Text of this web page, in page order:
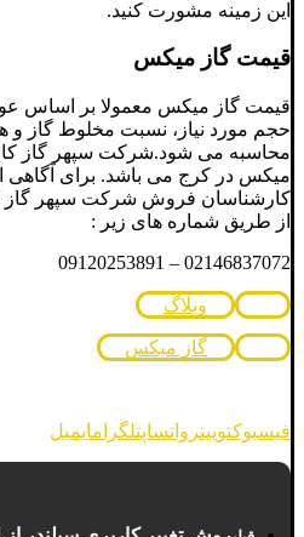
این زمینه مشورت کنید.
قیمت گاز میکس
قیمت گاز میکس معمولا بر اساس
حجم مورد نیاز، نسبت مخلوط گاز و
محاسبه می شود.شرکت سپهر گاز
میکس در کرج می باشد. برای آگاهی
کارشناسان فروش شرکت سپهر گاز
از طریق شماره های زیر :
02146837072 – 09120253891
وبلاگ
گاز میکس
فیسبوکتوییتر واتساپتلگرامایمیل